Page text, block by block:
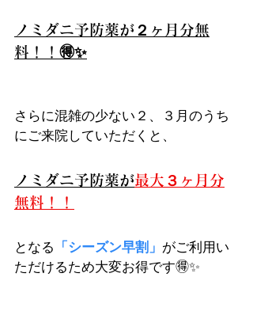
ノミダニ予防薬が２ヶ月分無
料！！🉐✨
さらに混雑の少ない２、３月のうち
にご来院していただくと、
ノミダニ予防薬が最大３ヶ月分
無料！！
となる 「シーズン早割」 がご利用い
ただけるため大変お得です🉐✨